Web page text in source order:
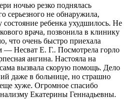
ночью резко поднялась
серьезного не обнаружила,
ребенка ухудшилось. Не
врача, позвонила в клинику
что очень быстро приехала
— Несват Е. Г.. Посмотрела горло
ангина. Настояла на
вызвала скорую помощь. Дело
даже в больнице, но страшно
хуже. Огромное спасибо
Екатерины Геннадьевны.